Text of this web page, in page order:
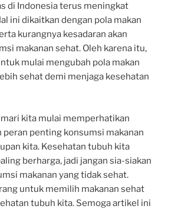
di Indonesia terus meningkat
ini dikaitkan dengan pola makan
kurangnya kesadaran akan
makanan sehat. Oleh karena itu,
mulai mengubah pola makan
sehat demi menjaga kesehatan
kita mulai memperhatikan
peran penting konsumsi makanan
kita. Kesehatan tubuh kita
berharga, jadi jangan sia-siakan
makanan yang tidak sehat.
untuk memilih makanan sehat
tubuh kita. Semoga artikel ini